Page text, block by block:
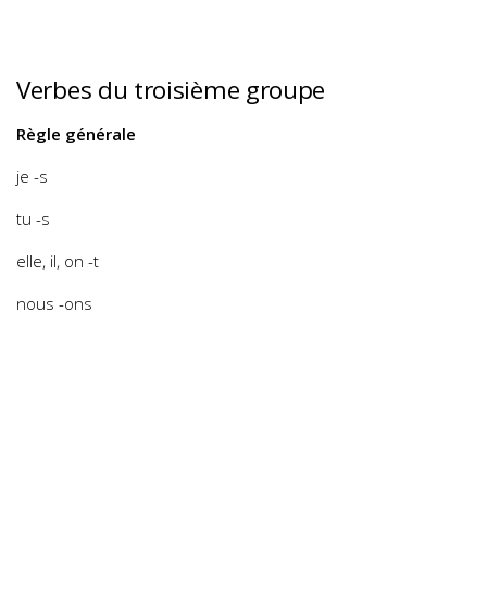
Verbes du troisième groupe
Règle générale
je -s
tu -s
elle, il, on -t
nous -ons